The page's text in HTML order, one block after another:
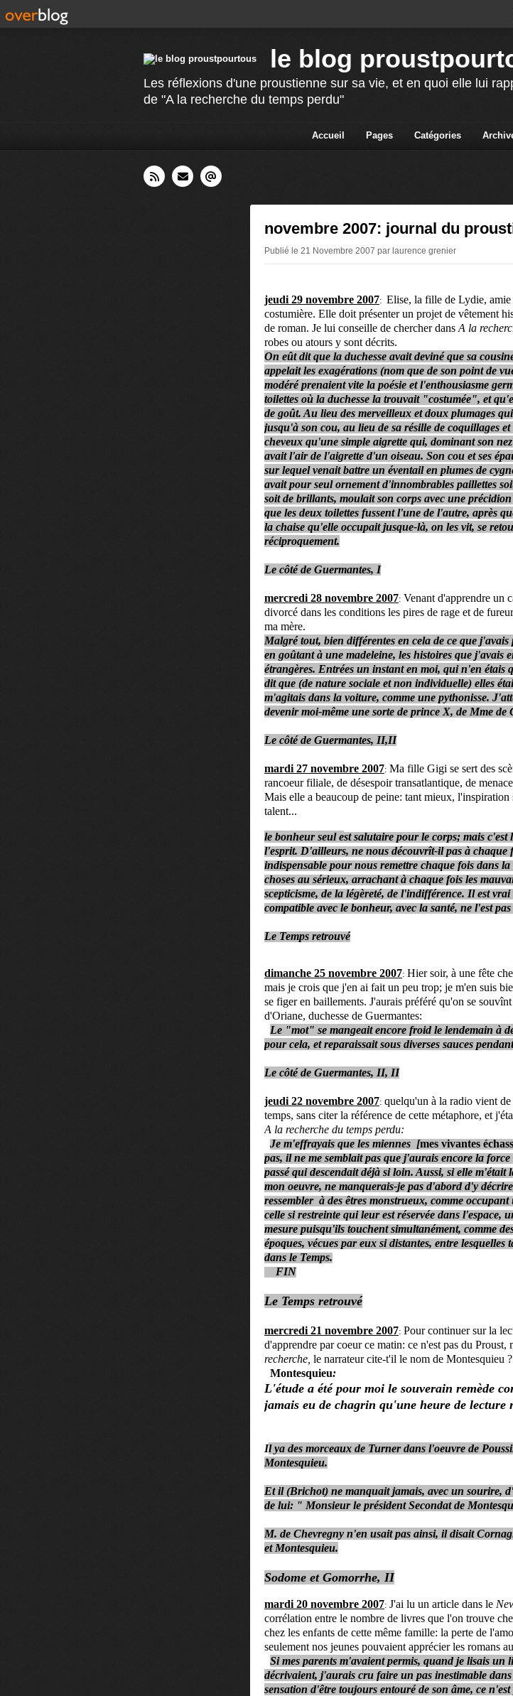
le blog
Les réflexions d'une proustienne sur sa vie, et en quoi elle lui
de "A la recherche du temps perdu"
Accueil Pages Catégories
novembre 2007: journal du
Publié le 21 Novembre 2007 par laurence grenier
jeudi 29 novembre 2007: Elise, la fille de Lydie, amie
costumière. Elle doit présenter un projet de vêtement
de roman. Je lui conseille de chercher dans A la
robes ou atours y sont décrits.
On eût dit que la duchesse avait deviné que sa
appelait les exagérations (nom que de son point de
modéré prenaient vite la poésie et l'enthousiasme
toilettes où la duchesse la trouvait "costumée", et
de goût. Au lieu des merveilleux et doux plumages
jusqu'à son cou, au lieu de sa résille de coquillages
cheveux qu'une simple aigrette qui, dominant son
avait l'air de l'aigrette d'un oiseau. Son cou et ses
sur lequel venait battre un éventail en plumes de
avait pour seul ornement d'innombrables paillettes
soit de brillants, moulait son corps avec une
que les deux toilettes fussent l'une de l'autre, après
la chaise qu'elle occupait jusque-là, on les vit, se
réciproquement.
Le côté de Guermantes, I
mercredi 28 novembre 2007: Venant d'apprendre un
divorcé dans les conditions les pires de rage et de
ma mère.
Malgré tout, bien différentes en cela de ce que
en goûtant à une madeleine, les histoires que j'avais
étrangères. Entrées un instant en moi, qui n'en étais
dit que (de nature sociale et non individuelle) elles
m'agitais dans la voiture, comme une pythonisse.
devenir moi-même une sorte de prince X, de Mme de
Le côté de Guermantes, II,II
mardi 27 novembre 2007: Ma fille Gigi se sert des
rancoeur filiale, de désespoir transatlantique, de
Mais elle a beaucoup de peine: tant mieux,
talent...
le bonheur seul est salutaire pour le corps; mais c'est
l'esprit. D'ailleurs, ne nous découvrît-il pas à
indispensable pour nous remettre chaque fois dans
choses au sérieux, arrachant à chaque fois les
scepticisme, de la légèreté, de l'indifférence. Il est
compatible avec le bonheur, avec la santé, ne l'est
Le Temps retrouvé
dimanche 25 novembre 2007: Hier soir, à une fête
mais je crois que j'en ai fait un peu trop; je m'en suis
se figer en baillements. J'aurais préféré qu'on se
d'Oriane, duchesse de Guermantes:
Le "mot" se mangeait encore froid le lendemain à
pour cela, et reparaissait sous diverses sauces
Le côté de Guermantes, II, II
jeudi 22 novembre 2007: quelqu'un à la radio vient
temps, sans citer la référence de cette métaphore, et
A la recherche du temps perdu:
Je m'effrayais que les miennes [mes vivantes
pas, il ne me semblait pas que j'aurais encore la
passé qui descendait déjà si loin. Aussi, si elle m'était
mon oeuvre, ne manquerais-je pas d'abord d'y
ressembler à des êtres monstrueux, comme
celle si restreinte qui leur est réservée dans l'espace,
mesure puisqu'ils touchent simultanément, comme
époques, vécues par eux si distantes, entre lesquelles
dans le Temps.
FIN
Le Temps retrouvé
mercredi 21 novembre 2007: Pour continuer sur la
d'apprendre par coeur ce matin: ce n'est pas du
recherche, le narrateur cite-t'il le nom de Montesquieu
Montesquieu:
L'étude a été pour moi le souverain remède
jamais eu de chagrin qu'une heure de lecture
Il ya des morceaux de Turner dans l'oeuvre de
Montesquieu.
Et il (Brichot) ne manquait jamais, avec un sourire,
de lui: " Monsieur le président Secondat de
M. de Chevregny n'en usait pas ainsi, il disait
et Montesquieu.
Sodome et Gomorrhe, II
mardi 20 novembre 2007: J'ai lu un article dans le
corrélation entre le nombre de livres que l'on trouve
chez les enfants de cette même famille: la perte de
seulement nos jeunes pouvaient apprécier les romans
Si mes parents m'avaient permis, quand je lisais
décrivaient, j'aurais cru faire un pas inestimable
sensation d'être toujours entouré de son âme, ce